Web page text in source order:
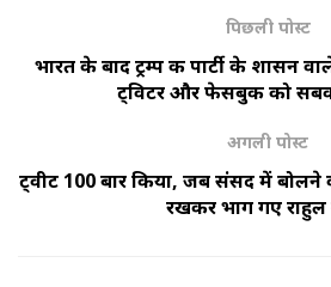
पिछली पोस्ट
भारत के बाद ट्रम्प की पार्टी के शासन
ट्विटर और फेसबुक को
अगली पोस्ट
ट्वीट 100 बार किया, जब संसद में बोलने
रखकर भाग गए राहुल